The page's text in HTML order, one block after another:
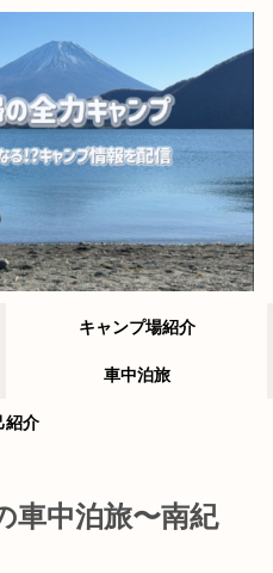
キャンプ場紹介
車中泊旅
紹介
車中泊旅〜南紀